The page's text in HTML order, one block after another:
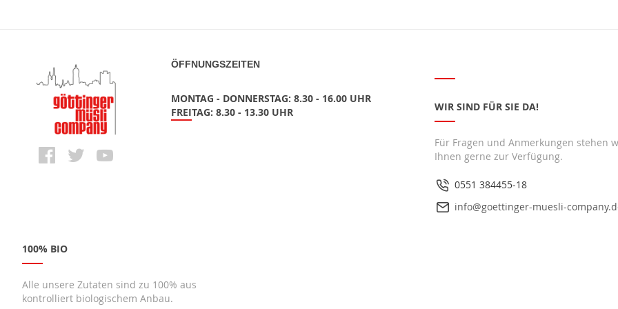
ÖFFNUNGSZEITEN
MONTAG - DONNERSTAG: 8.30 - 16.00 UHR
FREITAG: 8.30 - 13.30 UHR
WIR SIND FÜR SIE DA!
Für Fragen und Anmerkungen stehen
Ihnen gerne zur Verfügung.
0551 384455-18
info@goettinger-muesli-
100% BIO
Alle unsere Zutaten sind zu 100% aus
kontrolliert biologischem Anbau.